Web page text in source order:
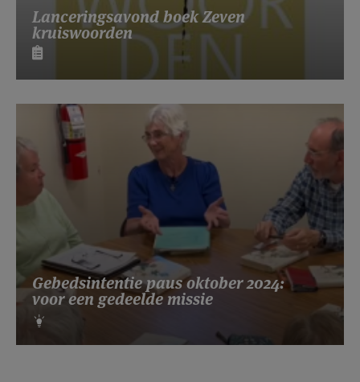
Lanceringsavond boek Zeven
kruiswoorden
Gebedsintentie paus oktober 2024:
voor een gedeelde missie